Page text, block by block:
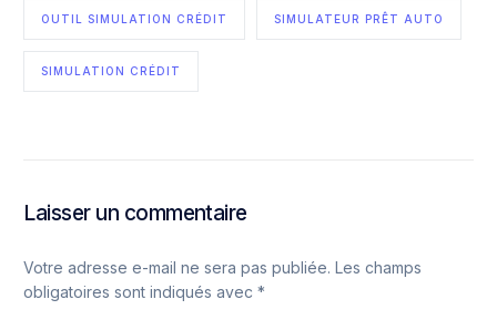
OUTIL SIMULATION CRÉDIT SIMULATEUR PRÊT AUTO
SIMULATION CRÉDIT
Laisser un commentaire
Votre adresse e-mail ne sera pas publiée. Les champs
obligatoires sont indiqués avec*